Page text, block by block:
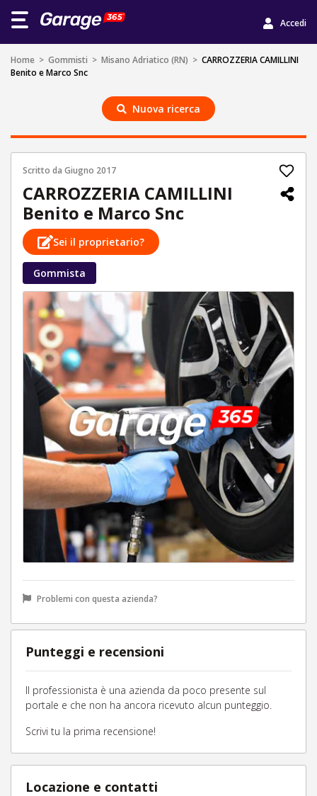
Accedi
Home > Gommisti > Misano Adriatico (RN) > CARROZZERIA CAMILLINI
Benito e Marco Snc
Nuova ricerca
Scritto da Giugno 2017
CARROZZERIA CAMILLINI
Benito e Marco Snc
Sei il proprietario?
Gommista
Problemi con questa azienda?
Punteggi e recensioni
Il professionista è una azienda da poco presente sul
portale e che non ha ancora ricevuto alcun punteggio.
Scrivi tu la prima recensione!
Locazione e contatti